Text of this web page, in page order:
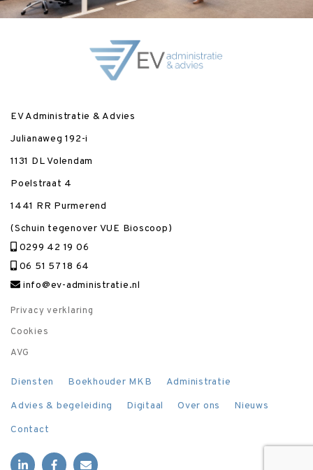
EV Administratie & Advies
Julianaweg 192-i
1131 DL Volendam
Poelstraat 4
1441 RR Purmerend
(Schuin tegenover VUE Bioscoop)
0299 42 19 06
06 51 57 18 64
info@ev-administratie.nl
Privacy verklaring
Cookies
AVG
Diensten Boekhouder MKB
Administratie
Advies & begeleiding
Digitaal Over ons
Nieuws
Contact